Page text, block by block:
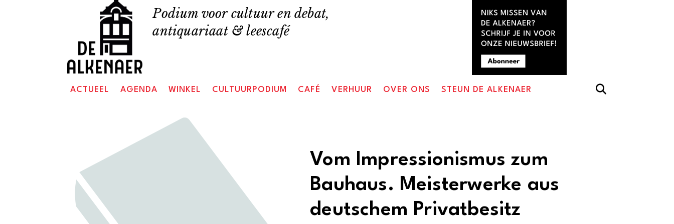
Podium voor cultuur en debat,
antiquariaat & leescafé
ACTUEEL AGENDA WINKEL CULTUURPODIUM CAFÉ VERHUUR OVER ONS STEUN DE ALKENAER
Vom Impressionismus zum
Bauhaus. Meisterwerke aus
deutschem Privatbesitz